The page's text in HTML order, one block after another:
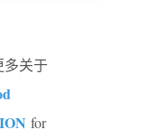
多关于
for